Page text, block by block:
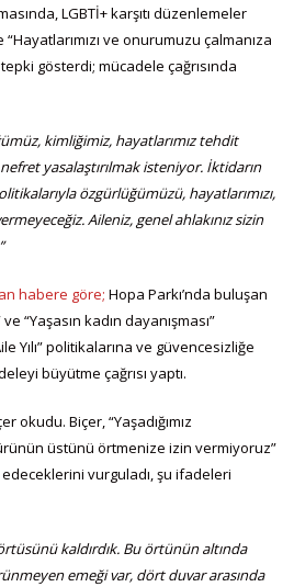
LGBTİ+ karşıtı düzenlemeler
“Hayatlarımızı ve onurumuzu çalmanıza
gösterdi; mücadele çağrısında
kimliğimiz, hayatlarımız tehdit
yasalaştırılmak isteniyor. İktidarın
politikalarıyla özgürlüğümüzü, hayatlarımızı,
Aileniz, genel ahlakınız sizin
habere göre; Hopa Parkı’nda buluşan
“Yaşasın kadın dayanışması”
Yılı” politikalarına ve güvencesizliğe
büyütme çağrısı yaptı.
okudu. Biçer, “Yaşadığımız
üstünü örtmenize izin vermiyoruz”
vurguladı, şu ifadeleri
kaldırdık. Bu örtünün altında
emeği var, dört duvar arasında